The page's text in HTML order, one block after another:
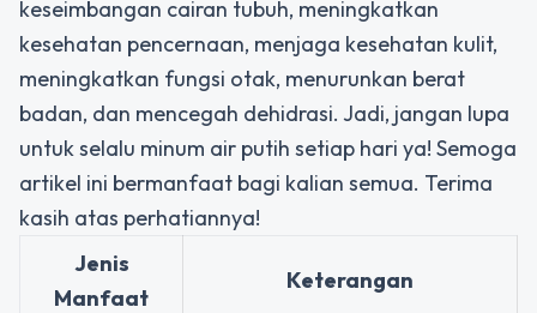
keseimbangan cairan tubuh, meningkatkan
kesehatan pencernaan, menjaga kesehatan kulit,
meningkatkan fungsi otak, menurunkan berat
badan, dan mencegah dehidrasi. Jadi, jangan lupa
untuk selalu minum air putih setiap hari ya! Semoga
artikel ini bermanfaat bagi kalian semua. Terima
kasih atas perhatiannya!
Jenis
Manfaat
Keterangan